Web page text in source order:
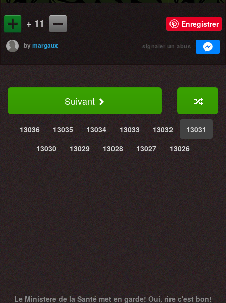
+ 11 Enregistrer
bymargaux signaler un abus
Suivant
13036 13035 13034 13033 13032
13031
13030
13029 13028 13027 13026
Le Ministere de la Santé met en garde! Oui, rire c'est bon!